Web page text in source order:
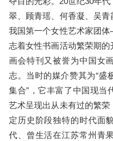
翠、顾青瑶、何香凝、吴
我国第一个女性艺术家团
志着女性书画活动繁荣期
画会特刊又被誉为中国女
志。当时的媒介赞其为“盛
集合”，它丰富了中国现当
艺术呈现出从未有过的繁
定历史阶段独特的时代面
代、曾生活在江苏常州青